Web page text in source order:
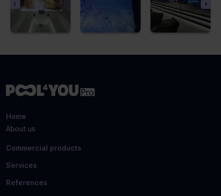
Home
About us
Commercial products
Services
References